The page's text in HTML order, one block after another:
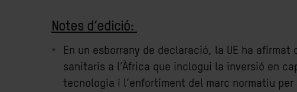
Notes d’edició:
En un esborrany de declaració, la UE ha
sanitaris a l’Àfrica que inclogui la inversió en
tecnologia i l’enfortiment del marc normatiu